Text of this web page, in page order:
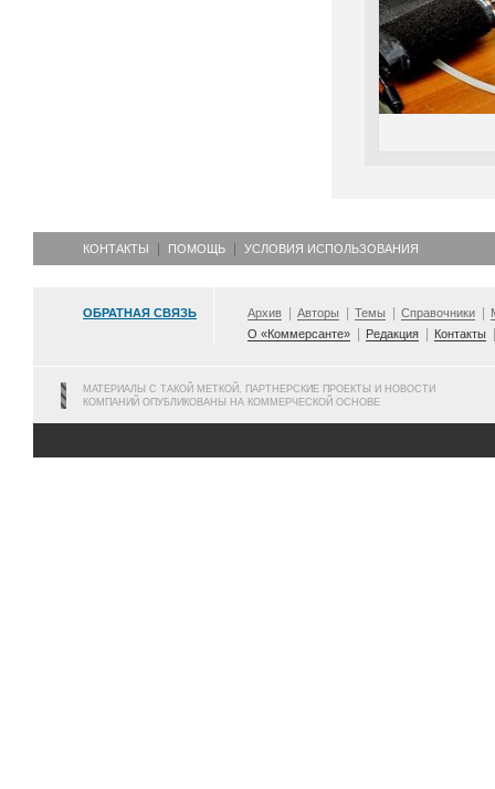
КОНТАКТЫ ПОМОЩЬ УСЛОВИЯ ИСПОЛЬЗОВАНИЯ
ОБРАТНАЯ СВЯЗЬ Архив Авторы Темы Справочники
О «Коммерсанте»
Редакция Контакты
МАТЕРИАЛЫ С ТАКОЙ МЕТКОЙ, ПАРТНЕРСКИЕ ПРОЕКТЫ И НОВОСТИ
КОМПАНИЙ ОПУБЛИКОВАНЫ НА КОММЕРЧЕСКОЙ ОСНОВЕ